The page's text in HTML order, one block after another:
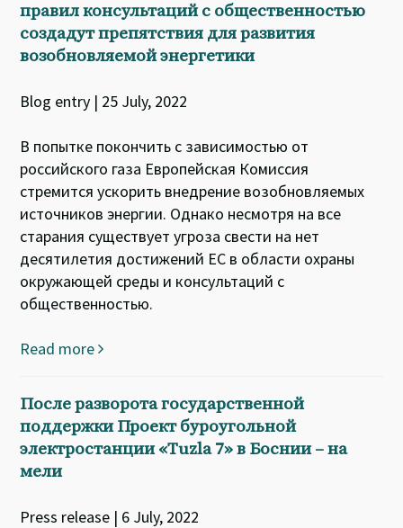
правил консультаций с общественностью
создадут препятствия для развития
возобновляемой энергетики
Blog entry | 25 July, 2022
В попытке покончить с зависимостью от
российского газа Европейская Комиссия
стремится ускорить внедрение возобновляемых
источников энергии. Однако несмотря на все
старания существует угроза свести на нет
десятилетия достижений ЕС в области охраны
окружающей среды и консультаций с
общественностью.
Read more
После разворота государственной
поддержки Проект буроугольной
электростанции «Tuzla 7» в Боснии – на
мели
Press release | 6 July, 2022